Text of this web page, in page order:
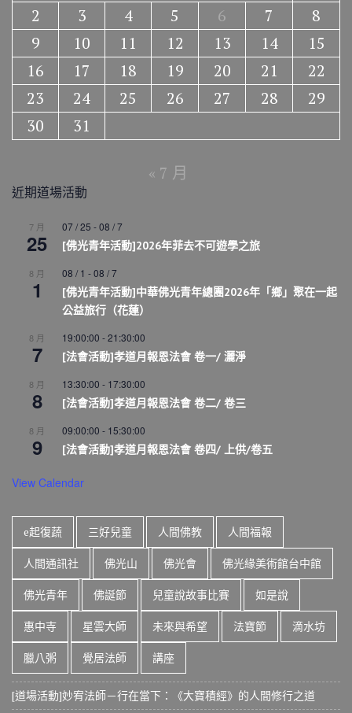
2
3 4 5 6 7
8
9
10 11 12 13 14
15
16
17 18 19 20 21
22
23
24 25 26 27 28
29
30
31
« 7 月
近期道場活動
7 月
25
07 / 25 -08 / 7
[佛光青年活動]2026年菲去不可遊學之旅
8 月
1
08 / 1 -08 / 7
[佛光青年活動]中華佛光青年總團2026年「鄉」聚在一起
公益旅行（花蓮）
8 月
7
19:00:00 -21:30:00
[法會活動]孝道月報恩法會 卷一/ 灑淨
8 月
8
13:30:00 - 17:30:00
[法會活動]孝道月報恩法會 卷二/ 卷三
8 月
9
09:00:00 - 15:30:00
[法會活動]孝道月報恩法會 卷四/ 上供/卷五
View Calendar
e起復蔬 三好兒童 人間佛教 人間福報
人間通訊社 佛光山 佛光會 佛光緣美術館台中館
佛光青年 佛誕節 兒童說故事比賽 如是說
惠中寺 星雲大師 未來與希望 法寶節 滴水坊
臘八粥 覺居法師 講座
[道場活動]妙宥法師－行在當下：《大寶積經》的人間修行之道